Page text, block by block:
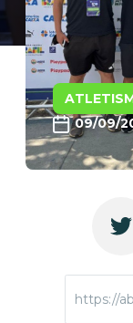
09/09/
https://